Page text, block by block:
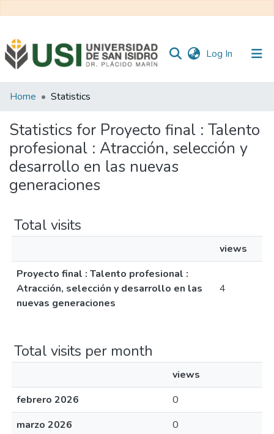
Log In (current)
Communities
Collections
All of RI USI
Home Statistics
Statistics for Proyecto final : Talento
profesional : Atracción, selección y
desarrollo en las nuevas
generaciones
Total visits
views
Proyecto final : Talento profesional :
Atracción, selección y desarrollo en las
nuevas generaciones
4
Total visits per month
views
febrero 2026
0
marzo 2026
0